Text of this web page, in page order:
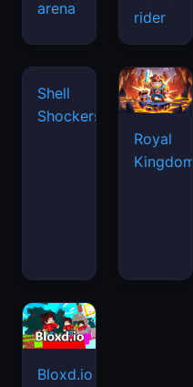
arena
rider
Shell
Shockers
Royal
Kingdom
Bloxd.io